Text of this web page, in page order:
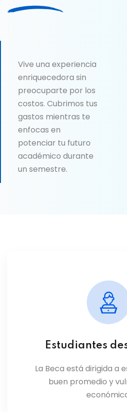
Vive una experiencia
enriquecedora sin
preocuparte por los
costos. Cubrimos tus
gastos mientras te
enfocas en
potenciar tu futuro
académico durante
un semestre.
Estudiantes
La Beca está dirigida a
buen promedio y